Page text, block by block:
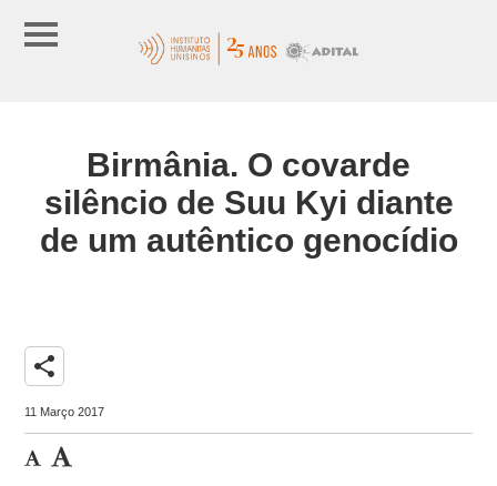
Birmânia. O covarde
silêncio de Suu Kyi diante
de um autêntico genocídio
share
11 Março 2017